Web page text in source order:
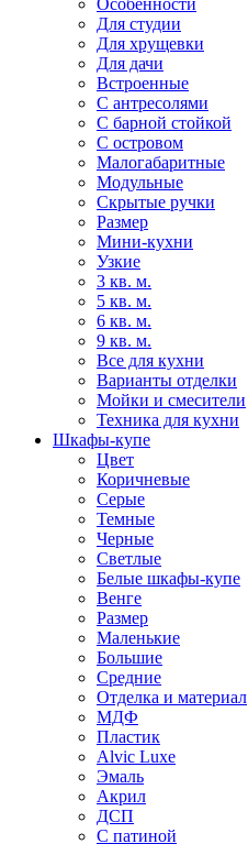
Особенности
Для студии
Для хрущевки
Для дачи
Встроенные
С антресолями
С барной стойкой
С островом
Малогабаритные
Модульные
Скрытые ручки
Размер
Мини-кухни
Узкие
3 кв. м.
5 кв. м.
6 кв. м.
9 кв. м.
Все для кухни
Варианты отделки
Мойки и смесители
Техника для кухни
Шкафы-купе
Цвет
Коричневые
Серые
Темные
Черные
Светлые
Белые шкафы-купе
Венге
Размер
Маленькие
Большие
Средние
Отделка и материал
МДФ
Пластик
Alvic Luxe
Эмаль
Акрил
ДСП
С патиной